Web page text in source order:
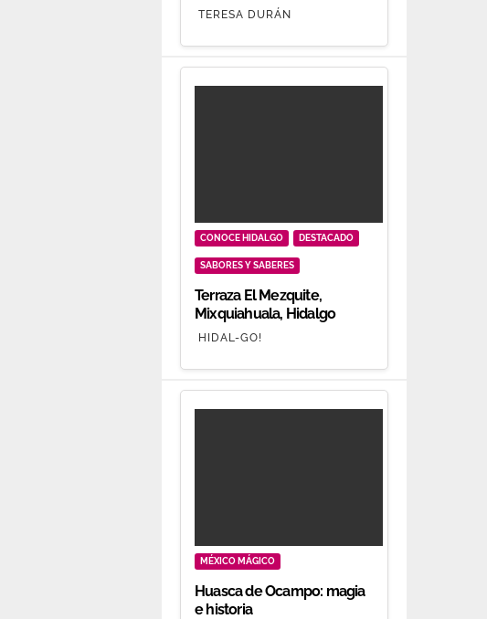
TERESA DURÁN
CONOCE HIDALGO DESTACADO
SABORES Y SABERES
Terraza El Mezquite,
Mixquiahuala, Hidalgo
HIDAL-GO!
MÉXICO MÁGICO
Huasca de Ocampo: magia
e historia